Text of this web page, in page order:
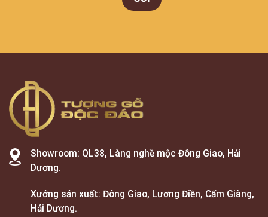
Showroom: QL38, Làng nghề mộc Đông Giao, Hải
Dương.
Xưởng sản xuất: Đông Giao, Lương Điền, Cẩm Giàng,
Hải Dương.